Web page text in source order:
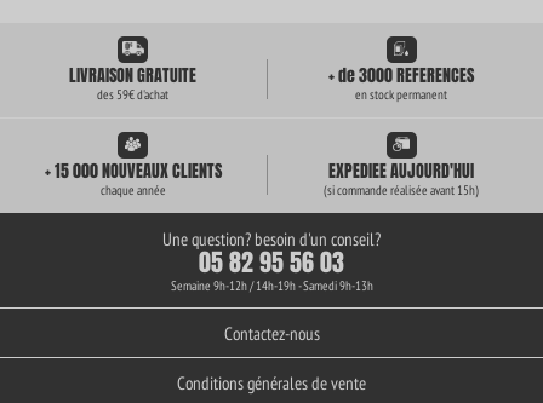
LIVRAISON GRATUITE
des 59€ d'achat
+ de 3000 REFERENCES
en stock permanent
+ 15 000 NOUVEAUX CLIENTS
chaque année
EXPEDIEE AUJOURD'HUI
(si commande réalisée avant 15h)
Une question? besoin d'un conseil?
05 82 95 56 03
Semaine 9h-12h / 14h-19h - Samedi 9h-13h
Contactez-nous
Conditions générales de vente